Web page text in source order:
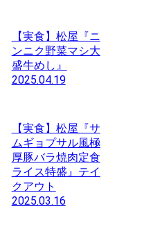
【実食】松屋『ニ
ンニク野菜マシ大
盛牛めし』
2025.04.19
【実食】松屋『サ
ムギョプサル風極
厚豚バラ焼肉定食
ライス特盛』テイ
クアウト
2025.03.16